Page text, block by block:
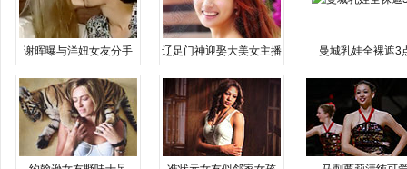
谢晖曝与洋妞女友分手 辽足门神迎娶大美女主播 曼城乳娃全裸遮3